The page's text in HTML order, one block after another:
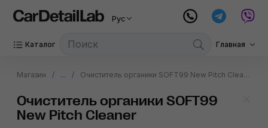
Рус
Каталог Главная
Магазин ... Очиститель органики SOFT99 New Pitch Cleaner
Очиститель органики SOFT99
New Pitch Cleaner